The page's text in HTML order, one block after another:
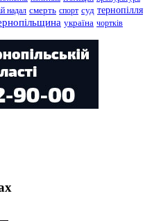
надал смерть спорт суд тернопілля
україна чортків